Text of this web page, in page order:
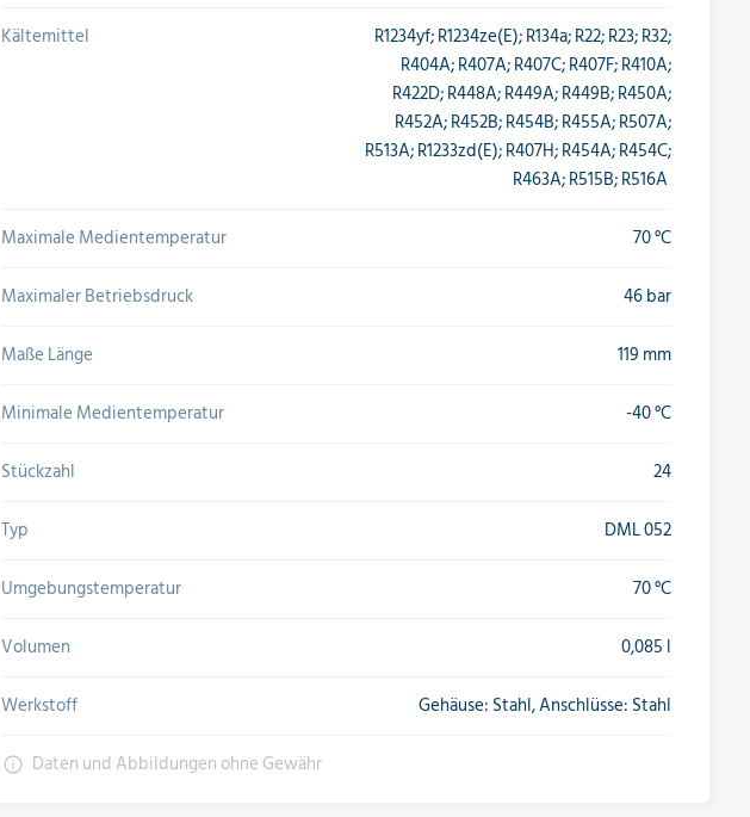
Kältemittel
R1234yf; R1234ze(E); R134a; R22; R23; R32;
R404A; R407A; R407C; R407F; R410A;
R422D; R448A; R449A; R449B; R450A;
R452A; R452B; R454B; R455A; R507A;
R513A; R1233zd(E); R407H; R454A; R454C;
R463A; R515B; R516A
Maximale Medientemperatur
70 °C
Maximaler Betriebsdruck
46 bar
Maße Länge
119 mm
Minimale Medientemperatur
-40 °C
Stückzahl
24
Typ
DML 052
Umgebungstemperatur
70 °C
Volumen
0,085 l
Werkstoff
Gehäuse: Stahl, Anschlüsse: Stahl
Daten und Abbildungen ohne Gewähr